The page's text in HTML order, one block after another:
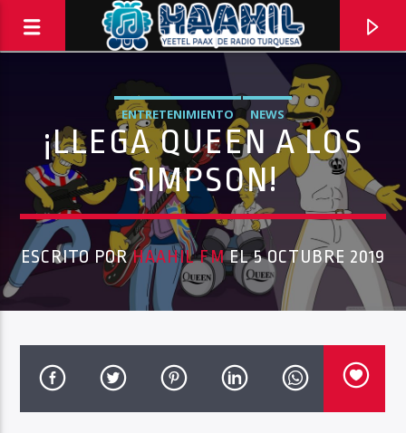
PROGRAMA ACTUAL
BALADAS
ENTRETENIMIENTO NEWS
¡LLEGA QUEEN A LOS
SIMPSON!
ESCRITO PORHAAHIL FMEL 5 OCTUBRE 2019